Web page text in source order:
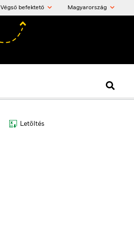
Végső befektető Magyarország
Letöltés